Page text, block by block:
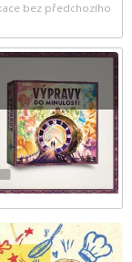
bez předchozího